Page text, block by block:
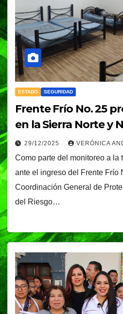
ESTADO SEGURIDAD
Frente Frío No. 25
en la Sierra Norte y
29/12/2025 VERÓNICA
Como parte del monitoreo a la
ante el ingreso del Frente Frío
Coordinación General de
del Riesgo…